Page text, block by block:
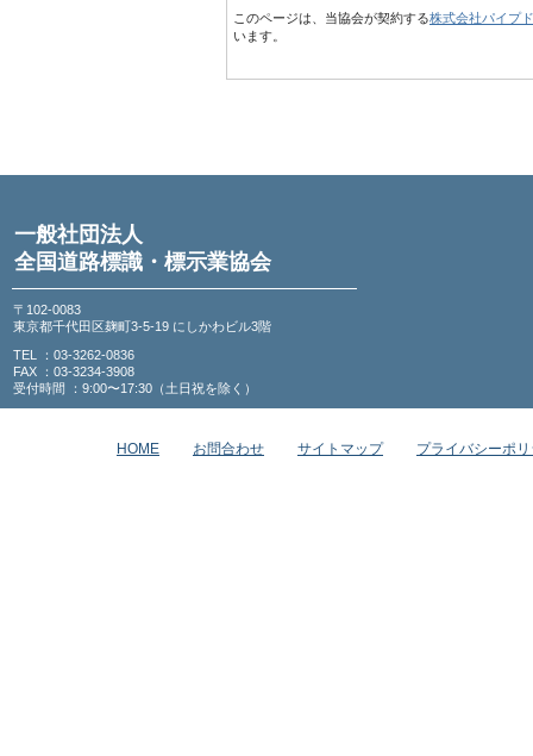
このページは、当協会が契約する株式会社パイプ
います。
一般社団法人
全国道路標識・標示業協会
〒102-0083
東京都千代田区麹町3-5-19 にしかわビル3階
TEL ：03-3262-0836
FAX ：03-3234-3908
受付時間 ：9:00〜17:30（土日祝を除く）
HOME お問合わせ サイトマップ プライバシーポ